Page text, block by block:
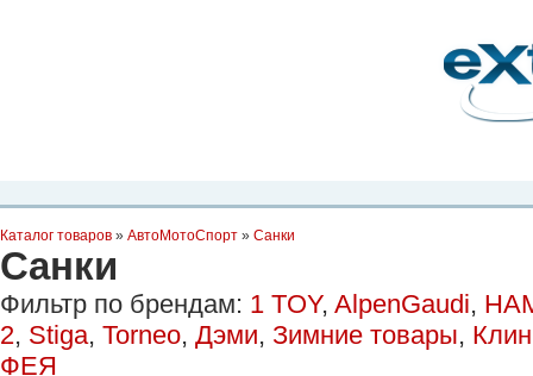
Каталог товаров » АвтоМотоСпорт » Санки
Санки
Фильтр по брендам: 1 TOY, AlpenGaudi,
2, Stiga, Torneo, Дэми, Зимние товары,
ФЕЯ